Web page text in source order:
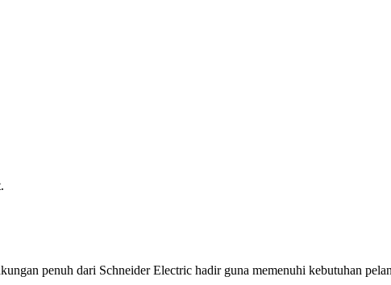
penuh dari Schneider Electric hadir guna memenuhi kebutuhan